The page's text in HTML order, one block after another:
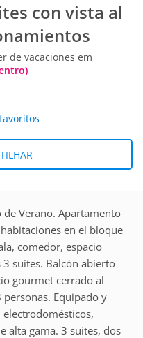
con vista al
de vacaciones em
Verano. Apartamento
en el bloque
comedor, espacio
suites. Balcón abierto
gourmet cerrado al
personas. Equipado y
alta gama. 3 suites, dos